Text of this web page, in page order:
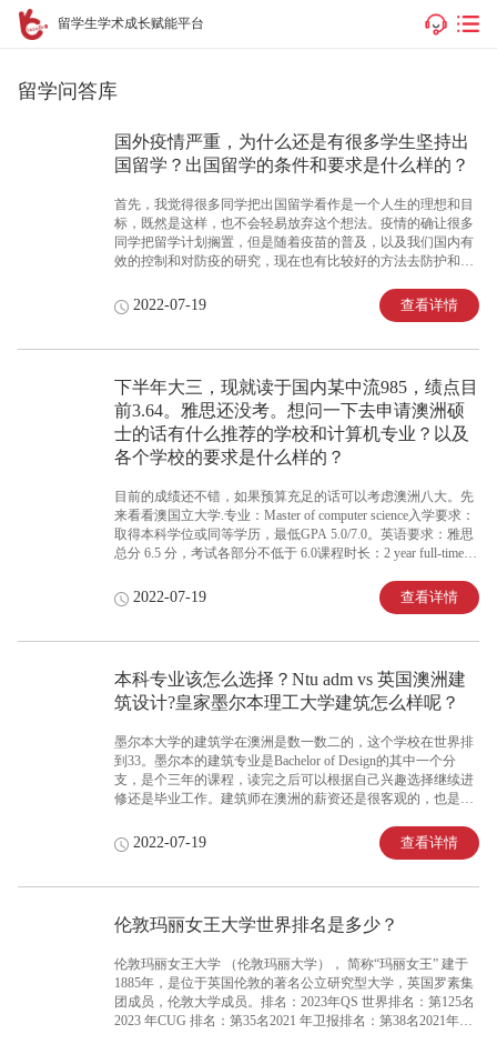
留学生学术成长赋能平台
留学问答库
国外疫情严重，为什么还是有很多学生坚持出
国留学？出国留学的条件和要求是什么样的？
首先，我觉得很多同学把出国留学看作是一个人生的理想和目
标，既然是这样，也不会轻易放弃这个想法。疫情的确让很多
同学把留学计划搁置，但是随着疫苗的普及，以及我们国内有
效的控制和对防疫的研究，现在也有比较好的方法去防护和应
有留学移民的计划，毕业后通过技术移民，拿到绿卡，那就不
会因为疫情而放弃长远的计划。最后，也有很多同学是想通过
澳洲国境已开，对学生签证的打工时限也不设限，有打认可疫
苗的同学入境也不需要隔离14天，所以很多同学趁着红利期来
澳洲一边打工，一边提升一下学历。
2022-07-19 查看详情
下半年大三，现就读于国内某中流985，绩点目
前3.64。雅思还没考。想问一下去申请澳洲硕
士的话有什么推荐的学校和计算机专业？以及
各个学校的要求是什么样的？
目前的成绩还不错，如果预算充足的话可以考虑澳洲八大。先
来看看澳国立大学.专业：Master of computer science入学要求：
取得本科学位或同等学历，最低GPA 5.0/7.0。英语要求：雅思
总分 6.5 分，考试各部分不低于 6.0课程时长：2 year full-time课
的时间好好得提高GPA了，另外，澳国立是提交的时候是需要
全部文件齐全的，即要在申请的时候就要递交合格的英语成
Engineering入学要求：取得本科学位或同等学历，最低GPA 为
4.5。英语要求：雅思总分 6.5 分，考试各部分不低于 6.0课程
时长：2 year full-tim
2022-07-19 查看详情
本科专业该怎么选择？Ntu adm vs 英国澳洲建
筑设计?皇家墨尔本理工大学建筑怎么样呢？
墨尔本大学的建筑学在澳洲是数一数二的，这个学校在世界排
到33。墨尔本的建筑专业是Bachelor of Design的其中一个分
支，是个三年的课程，读完之后可以根据自己兴趣选择继续进
修还是毕业工作。建筑师在澳洲的薪资还是很客观的，也是也
洲。2022-07-19 查看详情
伦敦玛丽女王大学世界排名是多少？
伦敦玛丽女王大学 （伦敦玛丽大学）， 简称“玛丽女王” 建于
1885年，是位于英国伦敦的著名公立研究型大学，英国罗素集
团成员，伦敦大学成员。排名：2023年QS 世界排名：第125名
2023 年CUG 排名：第35名2021 年卫报排名：第38名2021年